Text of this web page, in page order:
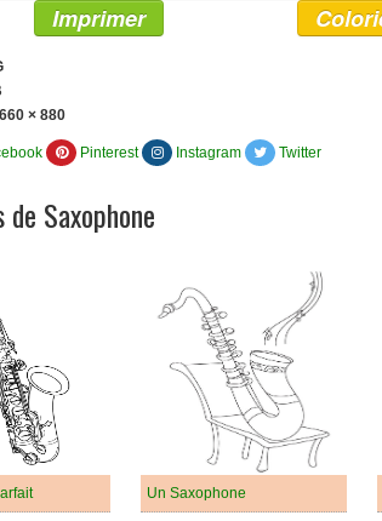
Imprimer
660 × 880
Pinterest Instagram Twitter
Saxophone
Un Saxophone